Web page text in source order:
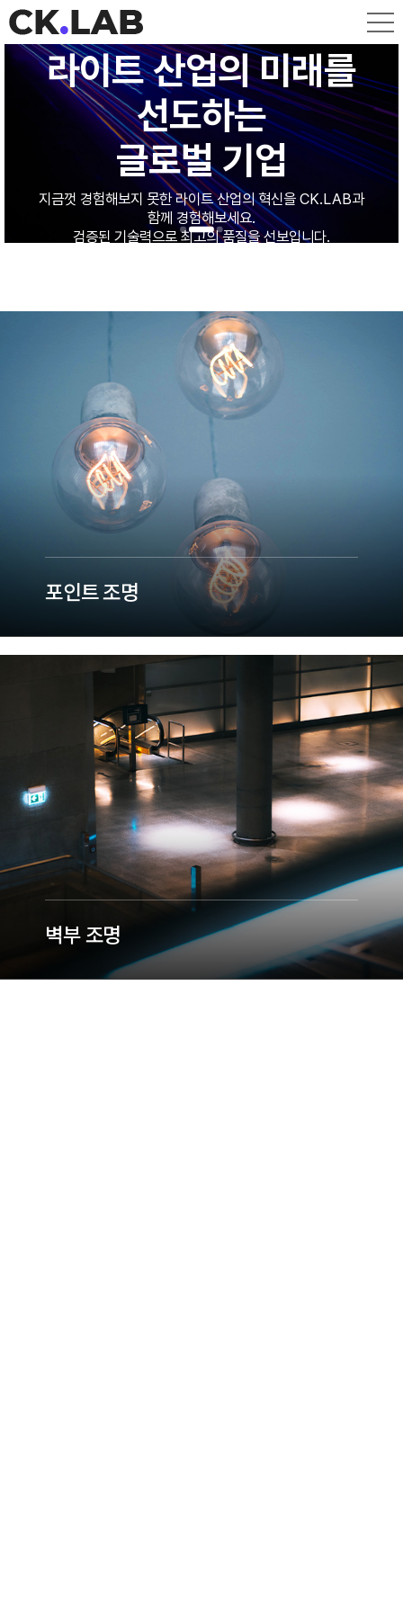
라이트 산업의 미래를
선도하는
글로벌 기업
지금껏 경험해보지 못한 라이트 산업의 혁신을 CK.LAB과
함께 경험해보세요.
검증된 기술력으로 최고의 품질을 선보입니다.
라이트 산업의 미래를
선도하는
글로벌 기업
지금껏 경험해보지 못한 라이트 산업의 혁신을 CK.LAB과
함께 경험해보세요.
검증된 기술력으로 최고의 품질을 선보입니다.
라이트 산업의 미래를
선도하는
글로벌 기업
지금껏 경험해보지 못한 라이트 산업의 혁신을 CK.LAB과
함께 경험해보세요.
검증된 기술력으로 최고의 품질을 선보입니다.
포인트 조명
벽부 조명